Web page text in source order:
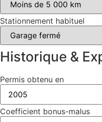
Stationnement habituel
Historique &
Permis obtenu en
Coefficient bonus-malus